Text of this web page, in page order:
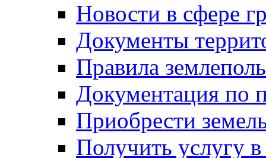
Новости в сфере
Документы
Правила
Документация по
Приобрести
Получить услугу в